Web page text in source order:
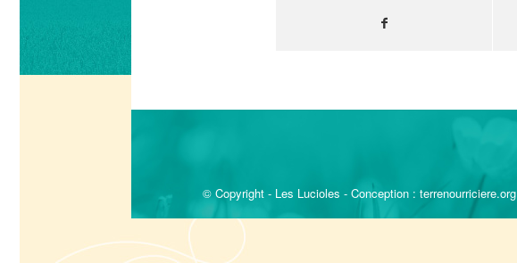
© Copyright - Les Lucioles - Conception : terrenourriciere.org